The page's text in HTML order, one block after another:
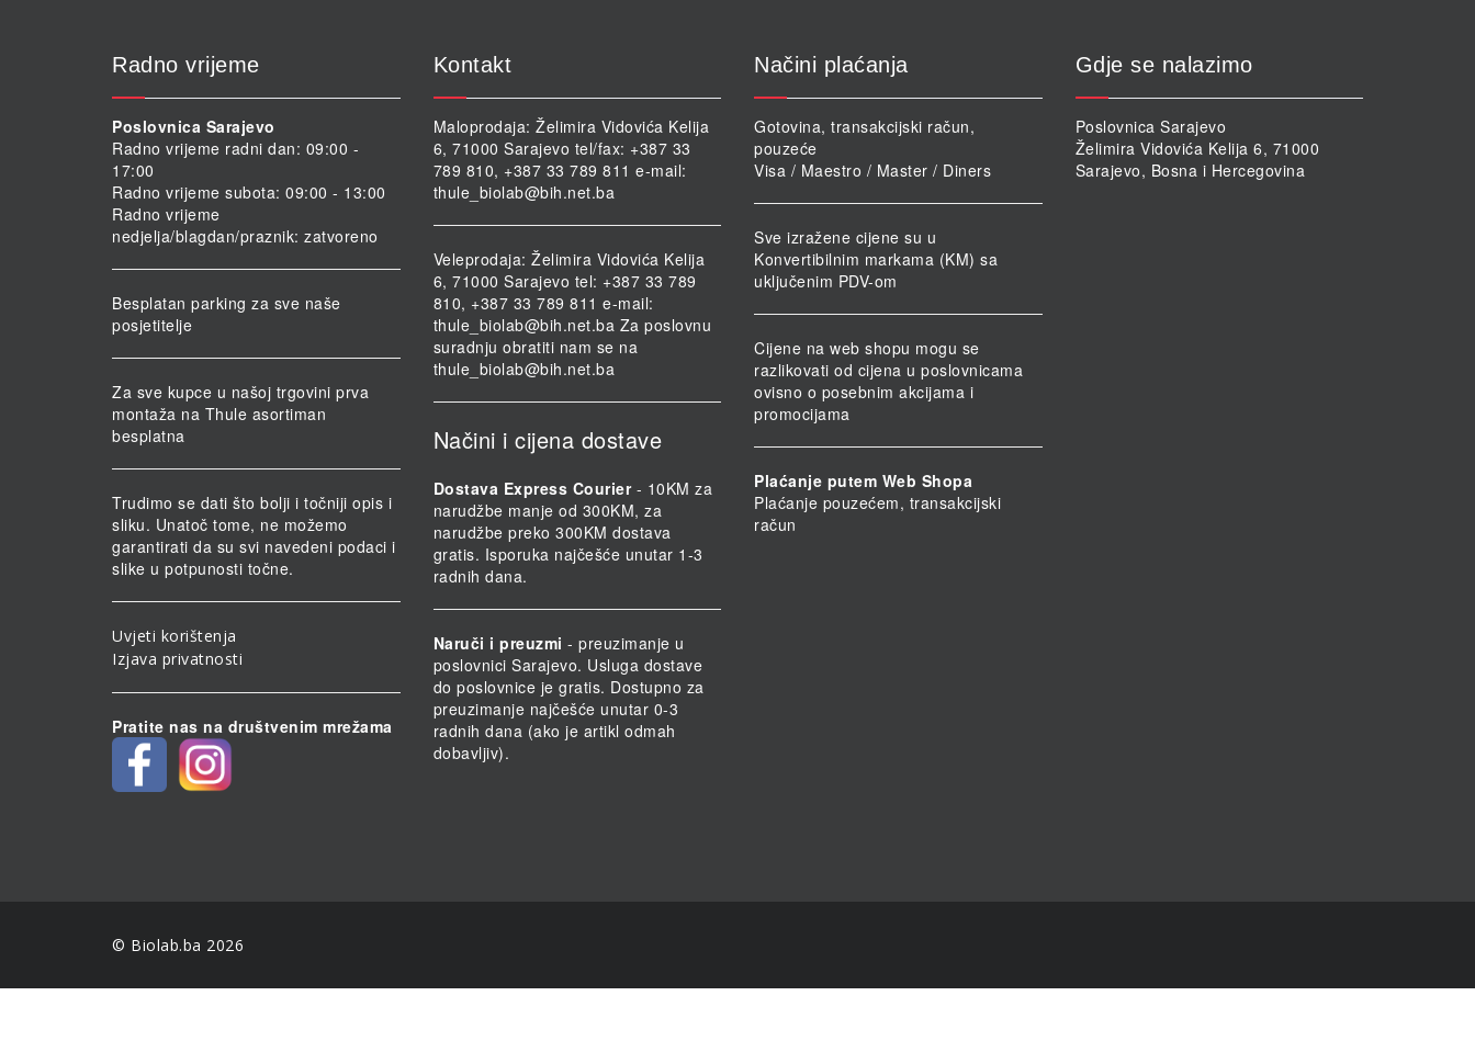
Radno vrijeme
Poslovnica Sarajevo
Radno vrijeme radni dan: 09:00 -
17:00
Radno vrijeme subota: 09:00 - 13:00
Radno vrijeme
nedjelja/blagdan/praznik: zatvoreno
Besplatan parking za sve naše
posjetitelje
Za sve kupce u našoj trgovini prva
montaža na Thule asortiman
besplatna
Trudimo se dati što bolji i točniji opis i
sliku. Unatoč tome, ne možemo
garantirati da su svi navedeni podaci i
slike u potpunosti točne.
Uvjeti korištenja
Izjava privatnosti
Pratite nas na društvenim mrežama
Kontakt
Maloprodaja: Želimira Vidovića Kelija
6, 71000 Sarajevo tel/fax: +387 33
789 810, +387 33 789 811 e-mail:
thule_biolab@bih.net.ba
Veleprodaja: Želimira Vidovića Kelija
6, 71000 Sarajevo tel: +387 33 789
810, +387 33 789 811 e-mail:
thule_biolab@bih.net.ba Za poslovnu
suradnju obratiti nam se na
thule_biolab@bih.net.ba
Načini i cijena dostave
Dostava Express Courier- 10KM za
narudžbe manje od 300KM, za
narudžbe preko 300KM dostava
gratis. Isporuka najčešće unutar 1-3
radnih dana.
Naruči i preuzmi - preuzimanje u
poslovnici Sarajevo. Usluga dostave
do poslovnice je gratis. Dostupno za
preuzimanje najčešće unutar 0-3
radnih dana (ako je artikl odmah
dobavljiv).
Načini plaćanja
Gotovina, transakcijski račun,
pouzeće
Visa / Maestro / Master / Diners
Sve izražene cijene su u
Konvertibilnim markama (KM) sa
uključenim PDV-om
Cijene na web shopu mogu se
razlikovati od cijena u poslovnicama
ovisno o posebnim akcijama i
promocijama
Plaćanje putem Web Shopa
Plaćanje pouzećem, transakcijski
račun
Gdje se nalazimo
Poslovnica Sarajevo
Želimira Vidovića Kelija 6, 71000
Sarajevo, Bosna i Hercegovina
© Biolab.ba 2026